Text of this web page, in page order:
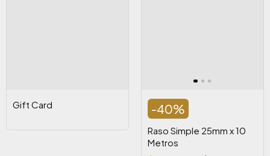
Gift Card -40%
Raso Simple 25mm x 10
Metros